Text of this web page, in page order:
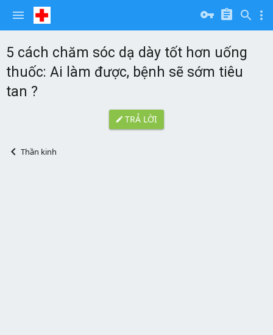
5 cách chăm sóc dạ dày tốt hơn uống
thuốc: Ai làm được, bệnh sẽ sớm tiêu
tan ?
TRẢ LỜI
Thần kinh